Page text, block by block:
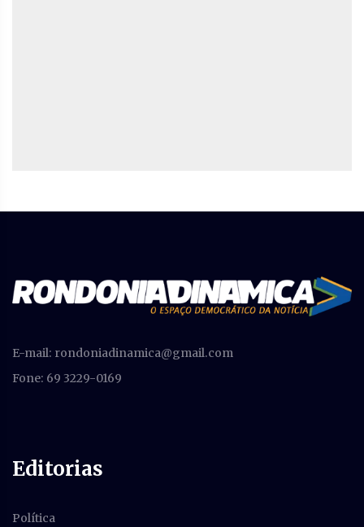
E-mail: rondoniadinamica@gmail.com
Fone: 69 3229-0169
Editorias
Política